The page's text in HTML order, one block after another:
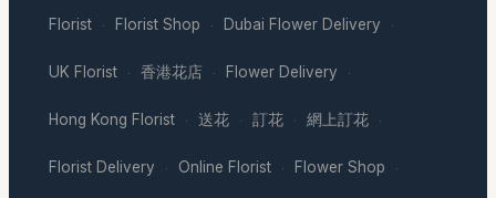
Florist · Florist Shop · Dubai Flower Delivery ·
UK Florist · 香港花店 · Flower Delivery ·
Hong Kong Florist · 送花 · 訂花 · 網上訂花 ·
Florist Delivery · Online Florist · Flower Shop ·